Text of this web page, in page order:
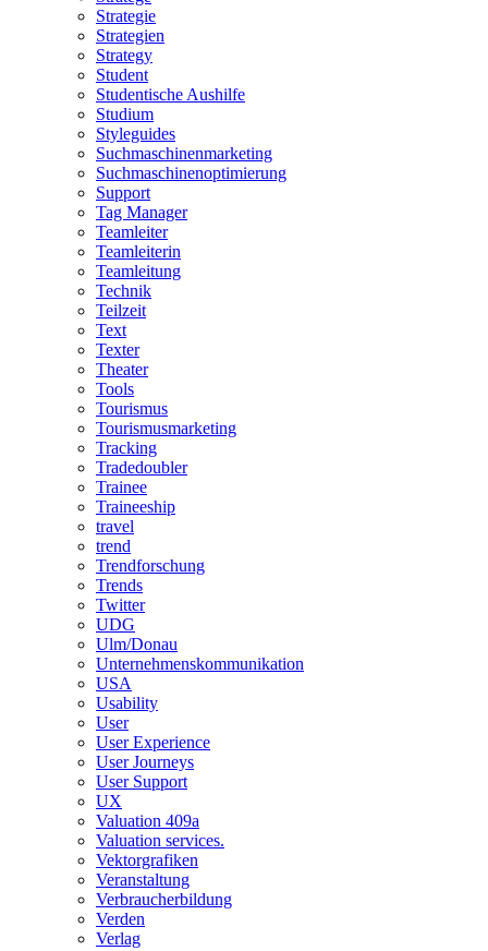
Strategie
Strategien
Strategy
Student
Studentische Aushilfe
Studium
Styleguides
Suchmaschinenmarketing
Suchmaschinenoptimierung
Support
Tag Manager
Teamleiter
Teamleiterin
Teamleitung
Technik
Teilzeit
Text
Texter
Theater
Tools
Tourismus
Tourismusmarketing
Tracking
Tradedoubler
Trainee
Traineeship
travel
trend
Trendforschung
Trends
Twitter
UDG
Ulm/Donau
Unternehmenskommunikation
USA
Usability
User
User Experience
User Journeys
User Support
UX
Valuation 409a
Valuation services.
Vektorgrafiken
Veranstaltung
Verbraucherbildung
Verden
Verlag